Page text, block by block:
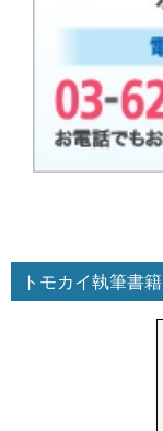
トモカイ執筆書籍